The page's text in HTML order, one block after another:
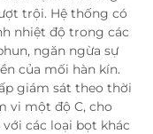
trội. Hệ thống có
nhiệt độ trong các
ngăn ngừa sự
của mối hàn kín.
giám sát theo thời
vi một độ C, cho
các loại bọt khác